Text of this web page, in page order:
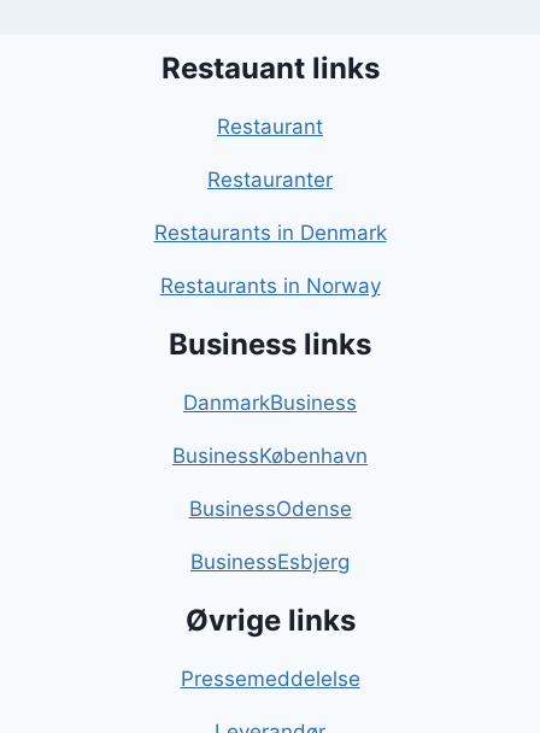
Restauant links
Restaurant
Restauranter
Restaurants in Denmark
Restaurants in Norway
Business links
DanmarkBusiness
BusinessKøbenhavn
BusinessOdense
BusinessEsbjerg
Øvrige links
Pressemeddelelse